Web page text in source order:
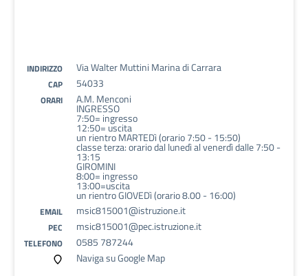
INDIRIZZO Via Walter Muttini Marina di Carrara
CAP 54033
ORARI A.M. Menconi
INGRESSO
7:50= ingresso
12:50= uscita
un rientro MARTEDì (orario 7:50 - 15:50)
classe terza: orario dal lunedì al venerdì dalle 7:50 -
13:15
GIROMINI
8:00= ingresso
13:00=uscita
un rientro GIOVEDì (orario 8.00 - 16:00)
EMAIL msic815001@istruzione.it
PEC msic815001@pec.istruzione.it
TELEFONO
0585 787244
Naviga su Google Map